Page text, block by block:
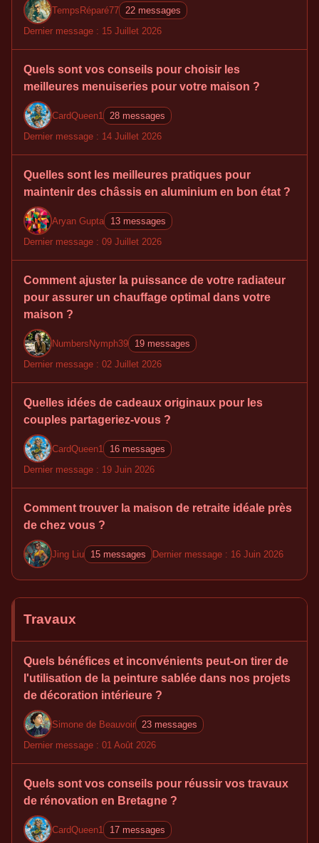
TempsRéparé77
22 messages
Dernier message : 15 Juillet 2026
Quels sont vos conseils pour choisir les
meilleures menuiseries pour votre maison ?
CardQueen1
28 messages
Dernier message : 14 Juillet 2026
Quelles sont les meilleures pratiques pour
maintenir des châssis en aluminium en bon état ?
Aryan Gupta
13 messages
Dernier message : 09 Juillet 2026
Comment ajuster la puissance de votre radiateur
pour assurer un chauffage optimal dans votre
maison ?
NumbersNymph39
19 messages
Dernier message : 02 Juillet 2026
Quelles idées de cadeaux originaux pour les
couples partageriez-vous ?
CardQueen1
16 messages
Dernier message : 19 Juin 2026
Comment trouver la maison de retraite idéale près
de chez vous ?
Jing Liu 15 messages Dernier message : 16 Juin 2026
Travaux
Quels bénéfices et inconvénients peut-on tirer de
l'utilisation de la peinture sablée dans nos projets
de décoration intérieure ?
Simone de Beauvoir
23 messages
Dernier message : 01 Août 2026
Quels sont vos conseils pour réussir vos travaux
de rénovation en Bretagne ?
CardQueen1
17 messages